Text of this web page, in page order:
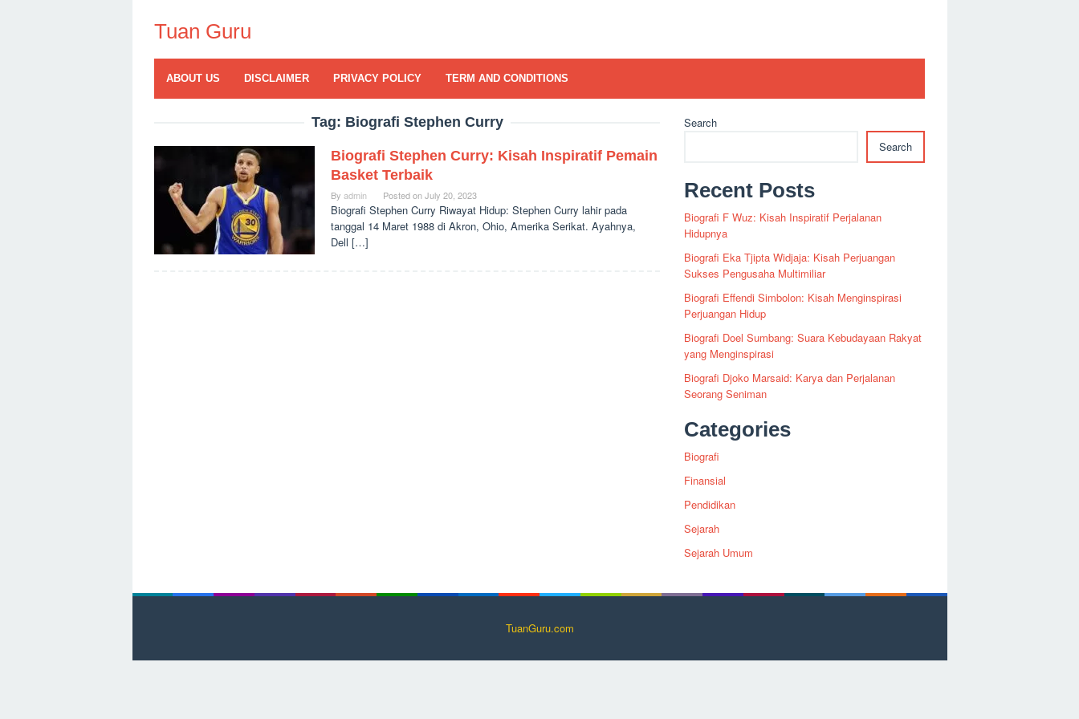
contentTuan Guru
ABOUT US DISCLAIMER PRIVACY POLICY TERM AND CONDITIONS
Tag: Biografi Stephen Curry
Biografi Stephen Curry: Kisah Inspiratif Pemain
Basket Terbaik
By admin Posted onJuly 20, 2023
Biografi Stephen Curry Riwayat Hidup: Stephen Curry lahir pada
tanggal 14 Maret 1988 di Akron, Ohio, Amerika Serikat. Ayahnya,
Dell […]
Search
Search
Recent Posts
Biografi F Wuz: Kisah Inspiratif Perjalanan
Hidupnya
Biografi Eka Tjipta Widjaja: Kisah Perjuangan
Sukses Pengusaha Multimiliar
Biografi Effendi Simbolon: Kisah Menginspirasi
Perjuangan Hidup
Biografi Doel Sumbang: Suara Kebudayaan Rakyat
yang Menginspirasi
Biografi Djoko Marsaid: Karya dan Perjalanan
Seorang Seniman
Categories
Biografi
Finansial
Pendidikan
Sejarah
Sejarah Umum
TuanGuru.com